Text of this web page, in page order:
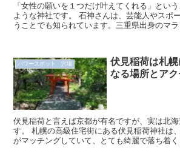
「女性の願いを１つだけ叶えてくれる」とい
ような神社です。 石神さんは、芸能人やスポーツ選手がお忍びで通
うことでも知られています。三重県出身のマラ
パワースポット 穴場
伏見稲荷は札
なる場所とアク
伏見稲荷と言えば京都が有名ですが、実は北
す。 札幌の高級住宅街にある伏見稲荷神社は、緑の木々と朱い鳥居
がマッチングしていて、とても綺麗で落ち着